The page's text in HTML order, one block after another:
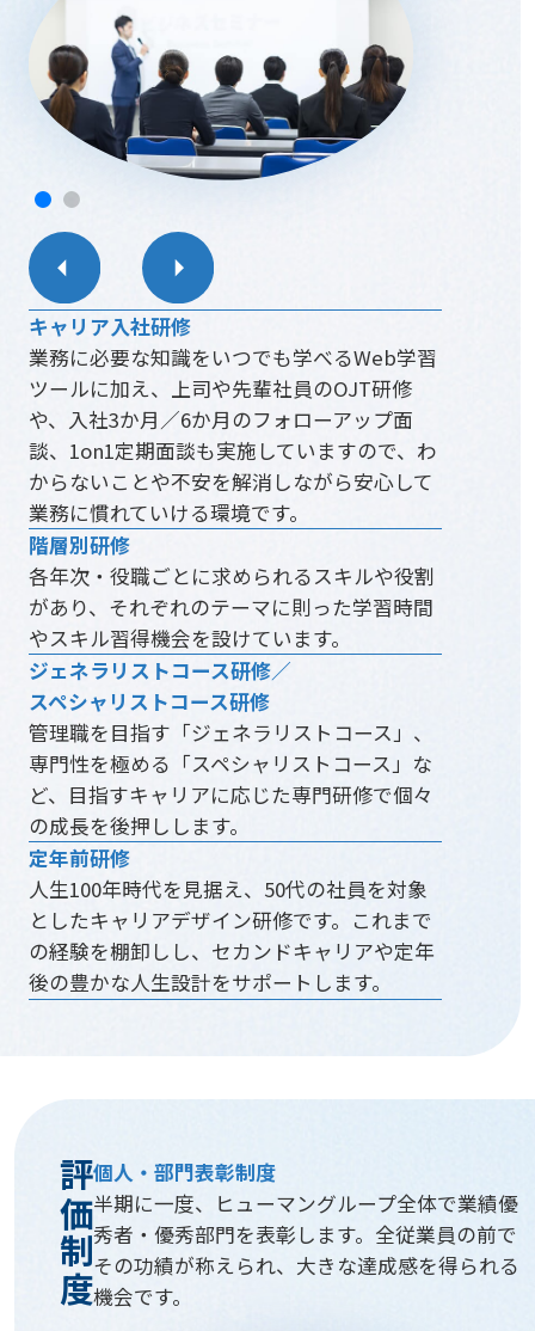
キャリア入社研修
業務に必要な知識をいつでも学べるWeb学習
ツールに加え、上司や先輩社員のOJT研修
や、入社3か月／6か月のフォローアップ面
談、1on1定期面談も実施していますので、わ
からないことや不安を解消しながら安心して
業務に慣れていける環境です。
階層別研修
各年次・役職ごとに求められるスキルや役割
があり、それぞれのテーマに則った学習時間
やスキル習得機会を設けています。
ジェネラリストコース研修／
スペシャリストコース研修
管理職を目指す「ジェネラリストコース」、
専門性を極める「スペシャリストコース」な
ど、目指すキャリアに応じた専門研修で個々
の成長を後押しします。
定年前研修
人生100年時代を見据え、50代の社員を対象
としたキャリアデザイン研修です。これまで
の経験を棚卸しし、セカンドキャリアや定年
後の豊かな人生設計をサポートします。
評価制度個人・部門表彰制度
半期に一度、ヒューマングループ全体で業績優
秀者・優秀部門を表彰します。全従業員の前で
その功績が称えられ、大きな達成感を得られる
機会です。